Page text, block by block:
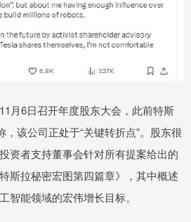
6日召开年度股东大会，此前特斯
该公司正处于“关键转折点”。股东很
资者支持董事会针对所有提案给出的
斯拉秘密宏图第四篇章》，其中概述
智能领域的宏伟增长目标。